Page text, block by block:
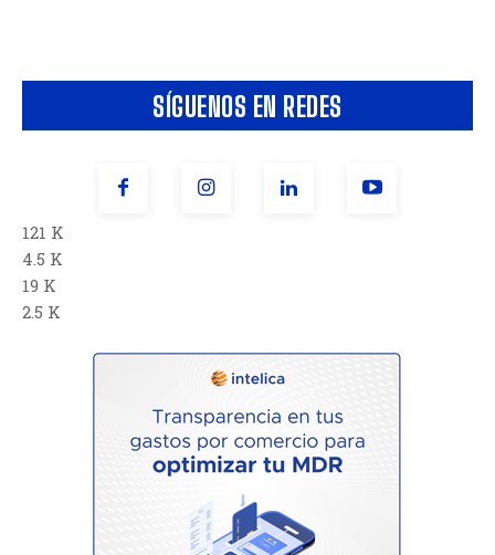
SÍGUENOS EN REDES
121 K
4.5 K
19 K
2.5 K